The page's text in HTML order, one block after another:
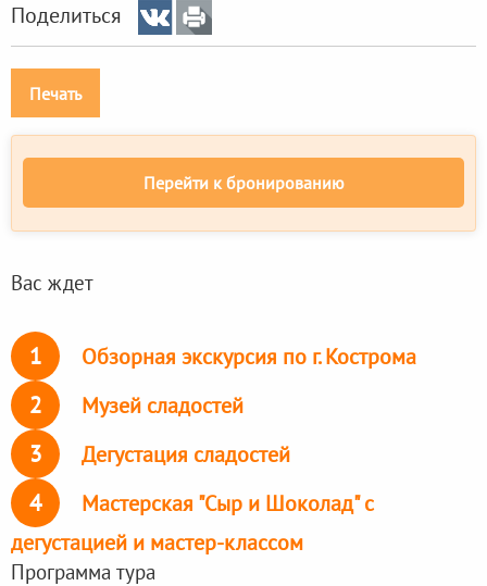
Поделиться
Печать
Перейти к бронированию
Вас ждет
1 Обзорная экскурсия по г. Кострома
2 Музей сладостей
3 Дегустация сладостей
4
Мастерская "Сыр и Шоколад" с
дегустацией и мастер-классом
Программа тура